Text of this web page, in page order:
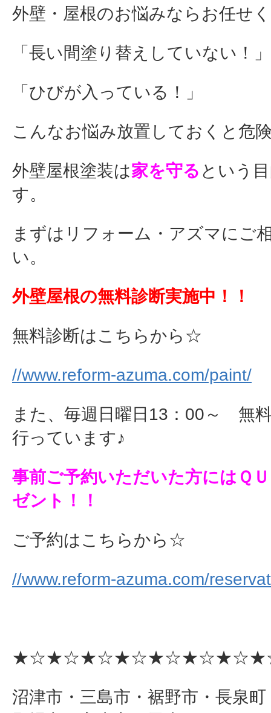
外壁・屋根のお悩みならお任せ
「長い間塗り替えしていない！」
「ひびが入っている！」
こんなお悩み放置しておくと危
外壁屋根塗装は家を守る という
す。
まずはリフォーム・アズマにご
い。
外壁屋根の無料診断実施中！！
無料診断はこちらから☆
//www.reform-azuma.com/paint/
また、毎週日曜日13：00～ 無
行っています♪
事前ご予約いただいた方にはＱ
ゼント！！
ご予約はこちらから☆
//www.reform-azuma.com/
沼津市・三島市・裾野市・長泉